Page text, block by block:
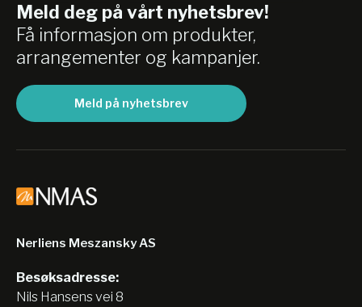
Meld deg på vårt nyhetsbrev!
Få informasjon om produkter,
arrangementer og kampanjer.
Meld på nyhetsbrev
Nerliens Meszansky AS
Besøksadresse:
Nils Hansens vei 8